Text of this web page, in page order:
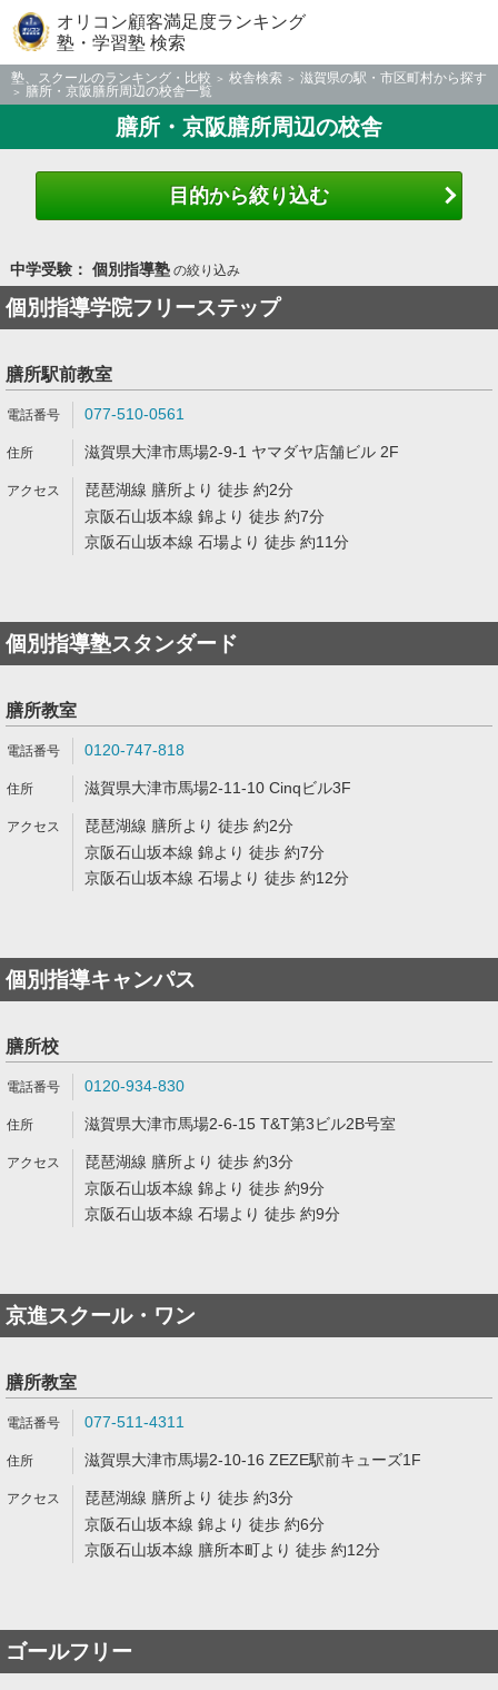
オリコン顧客満足度ランキング
塾・学習塾 検索
塾、スクールのランキング・比較 校舎検索
滋賀県の駅・市区町村から探す
膳所・京阪膳所周辺の校舎一覧
膳所・京阪膳所周辺の校舎
目的から絞り込む
中学受験： 個別指導塾の絞り込み
個別指導学院フリーステップ
膳所駅前教室
077-510-0561
滋賀県大津市馬場2-9-1 ヤマダヤ店舗ビル 2F
琵琶湖線 膳所より 徒歩 約2分
京阪石山坂本線 錦より 徒歩 約7分
京阪石山坂本線 石場より 徒歩 約11分
個別指導塾スタンダード
膳所教室
0120-747-818
滋賀県大津市馬場2-11-10 Cinqビル3F
琵琶湖線 膳所より 徒歩 約2分
京阪石山坂本線 錦より 徒歩 約7分
京阪石山坂本線 石場より 徒歩 約12分
個別指導キャンパス
膳所校
0120-934-830
滋賀県大津市馬場2-6-15 T&T第3ビル2B号室
琵琶湖線 膳所より 徒歩 約3分
京阪石山坂本線 錦より 徒歩 約9分
京阪石山坂本線 石場より 徒歩 約9分
京進スクール・ワン
膳所教室
077-511-4311
滋賀県大津市馬場2-10-16 ZEZE駅前キューズ1F
琵琶湖線 膳所より 徒歩 約3分
京阪石山坂本線 錦より 徒歩 約6分
京阪石山坂本線 膳所本町より 徒歩 約12分
ゴールフリー